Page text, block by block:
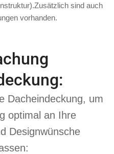
Zusätzlich sind auch
vorhanden.
Dacheindeckung, um
optimal an Ihre
Designwünsche